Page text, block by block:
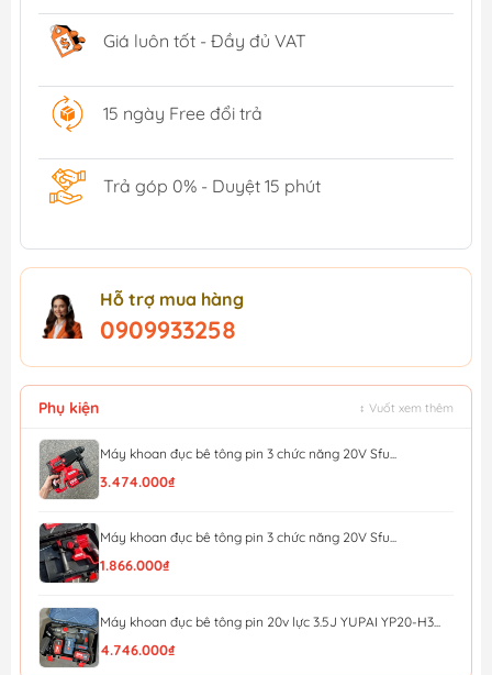
Giá luôn tốt - Đầy đủ VAT
15 ngày Free đổi trả
Trả góp 0% - Duyệt 15 phút
Hỗ trợ mua hàng
0909933258
Phụ kiện ↕ Vuốt xem thêm
Máy khoan đục bê tông pin 3 chức năng 20V Sfu...
3.474.000₫
Máy khoan đục bê tông pin 3 chức năng 20V Sfu...
1.866.000₫
Máy khoan đục bê tông pin 20v lực 3.5J YUPAI YP20-H3...
4.746.000₫